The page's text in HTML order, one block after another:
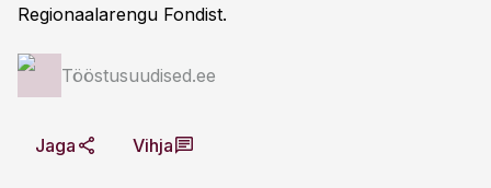
Regionaalarengu Fondist.
Tööstusuudised.ee
Jaga Vihja